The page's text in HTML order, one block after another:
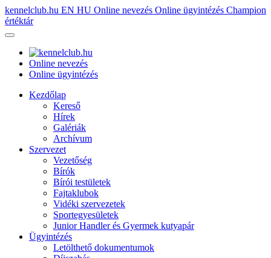
kennelclub.hu EN HU Online nevezés Online ügyintézés Champion
értéktár
Online nevezés
Online ügyintézés
Kezdőlap
Kereső
Hírek
Galériák
Archívum
Szervezet
Vezetőség
Bírók
Bírói testületek
Fajtaklubok
Vidéki szervezetek
Sportegyesületek
Junior Handler és Gyermek kutyapár
Ügyintézés
Letölthető dokumentumok